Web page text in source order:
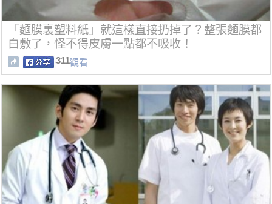
「麵膜裏塑料紙」就這樣直接扔掉了？整張麵膜都
白敷了，怪不得皮膚一點都不吸收！
311觀看